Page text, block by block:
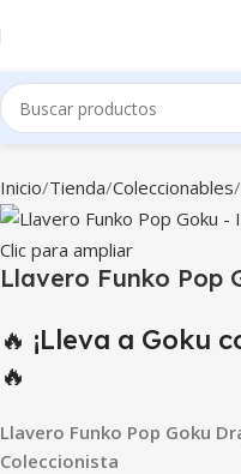
Inicio Tienda Coleccionables
Clic para ampliar
Llavero Funko Pop
🔥 ¡Lleva a Goku
🔥
Llavero Funko Pop Goku
Coleccionista